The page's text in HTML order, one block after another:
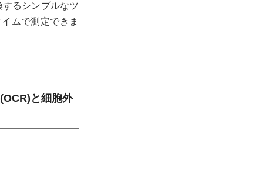
るシンプルなツ
ムで測定できま
と細胞外